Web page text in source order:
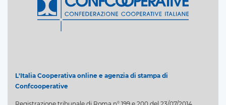
L'Italia Cooperativa online e agenzia di stampa di
Confcooperative